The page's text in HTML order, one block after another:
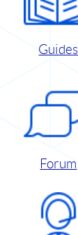
Guides
Forum